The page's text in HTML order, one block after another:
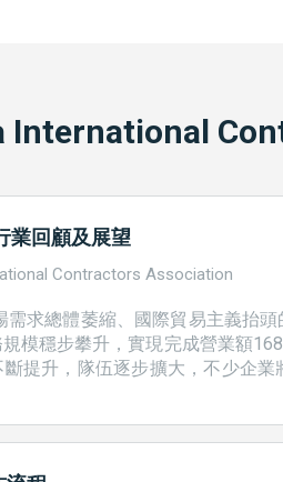
International
業回顧及展望
Contractors Association
求總體萎縮、國際貿易主義抬
模穩步攀升，實現完成營業額
提升，隊伍逐步擴大，不少企
主要合作領域涉及互聯互通和基